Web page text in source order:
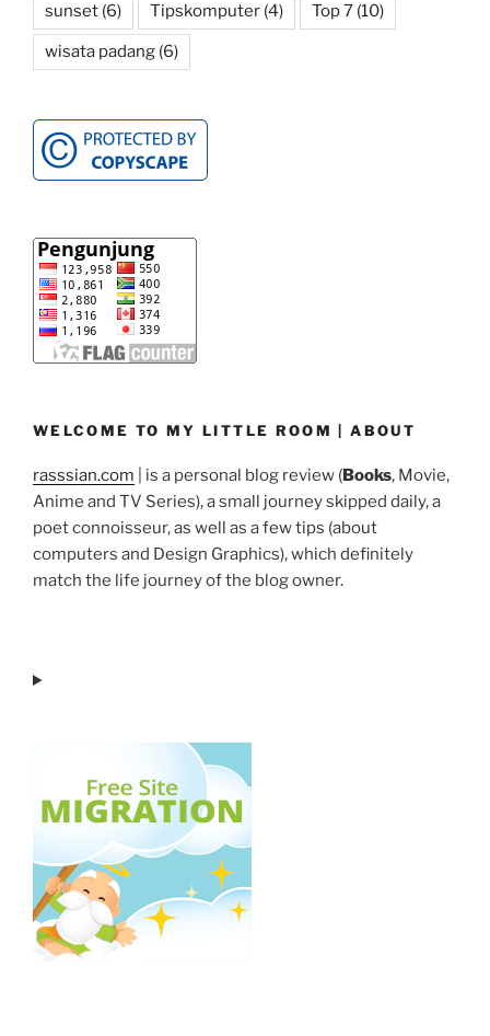
sunset (6) Tipskomputer (4) Top 7 (10)
wisata padang (6)
WELCOME TO MY LITTLE ROOM | ABOUT
rasssian.com | is a personal blog review (Books, Movie,
Anime and TV Series), a small journey skipped daily, a
poet connoisseur, as well as a few tips (about
computers and Design Graphics), which definitely
match the life journey of the blog owner.